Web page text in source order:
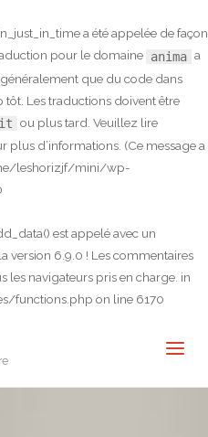
a été appelée de façon
pour le domaine anima a
que du code dans
tôt. Les traductions doivent être
ou plus tard. Veuillez lire
plus d’informations. (Ce message a
leshorizjf/mini/wp-
est appelé avec un
version 6.9.0 ! Les commentaires
les navigateurs pris en charge. in
functions.php on line 6170